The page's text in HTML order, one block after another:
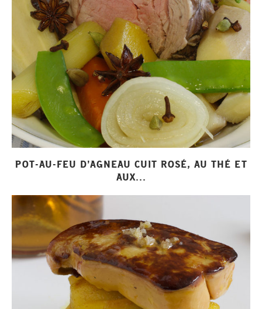
POT-AU-FEU D’AGNEAU CUIT ROSÉ, AU THÉ ET
AUX...